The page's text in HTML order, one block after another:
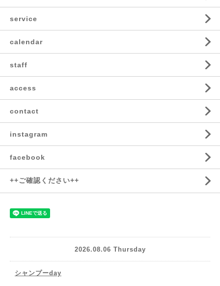
service
calendar
staff
access
contact
instagram
facebook
++ご確認ください++
2026.08.06 Thursday
シャンプーday